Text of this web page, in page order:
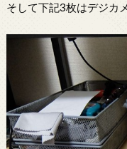
そして下記3枚はデジカ